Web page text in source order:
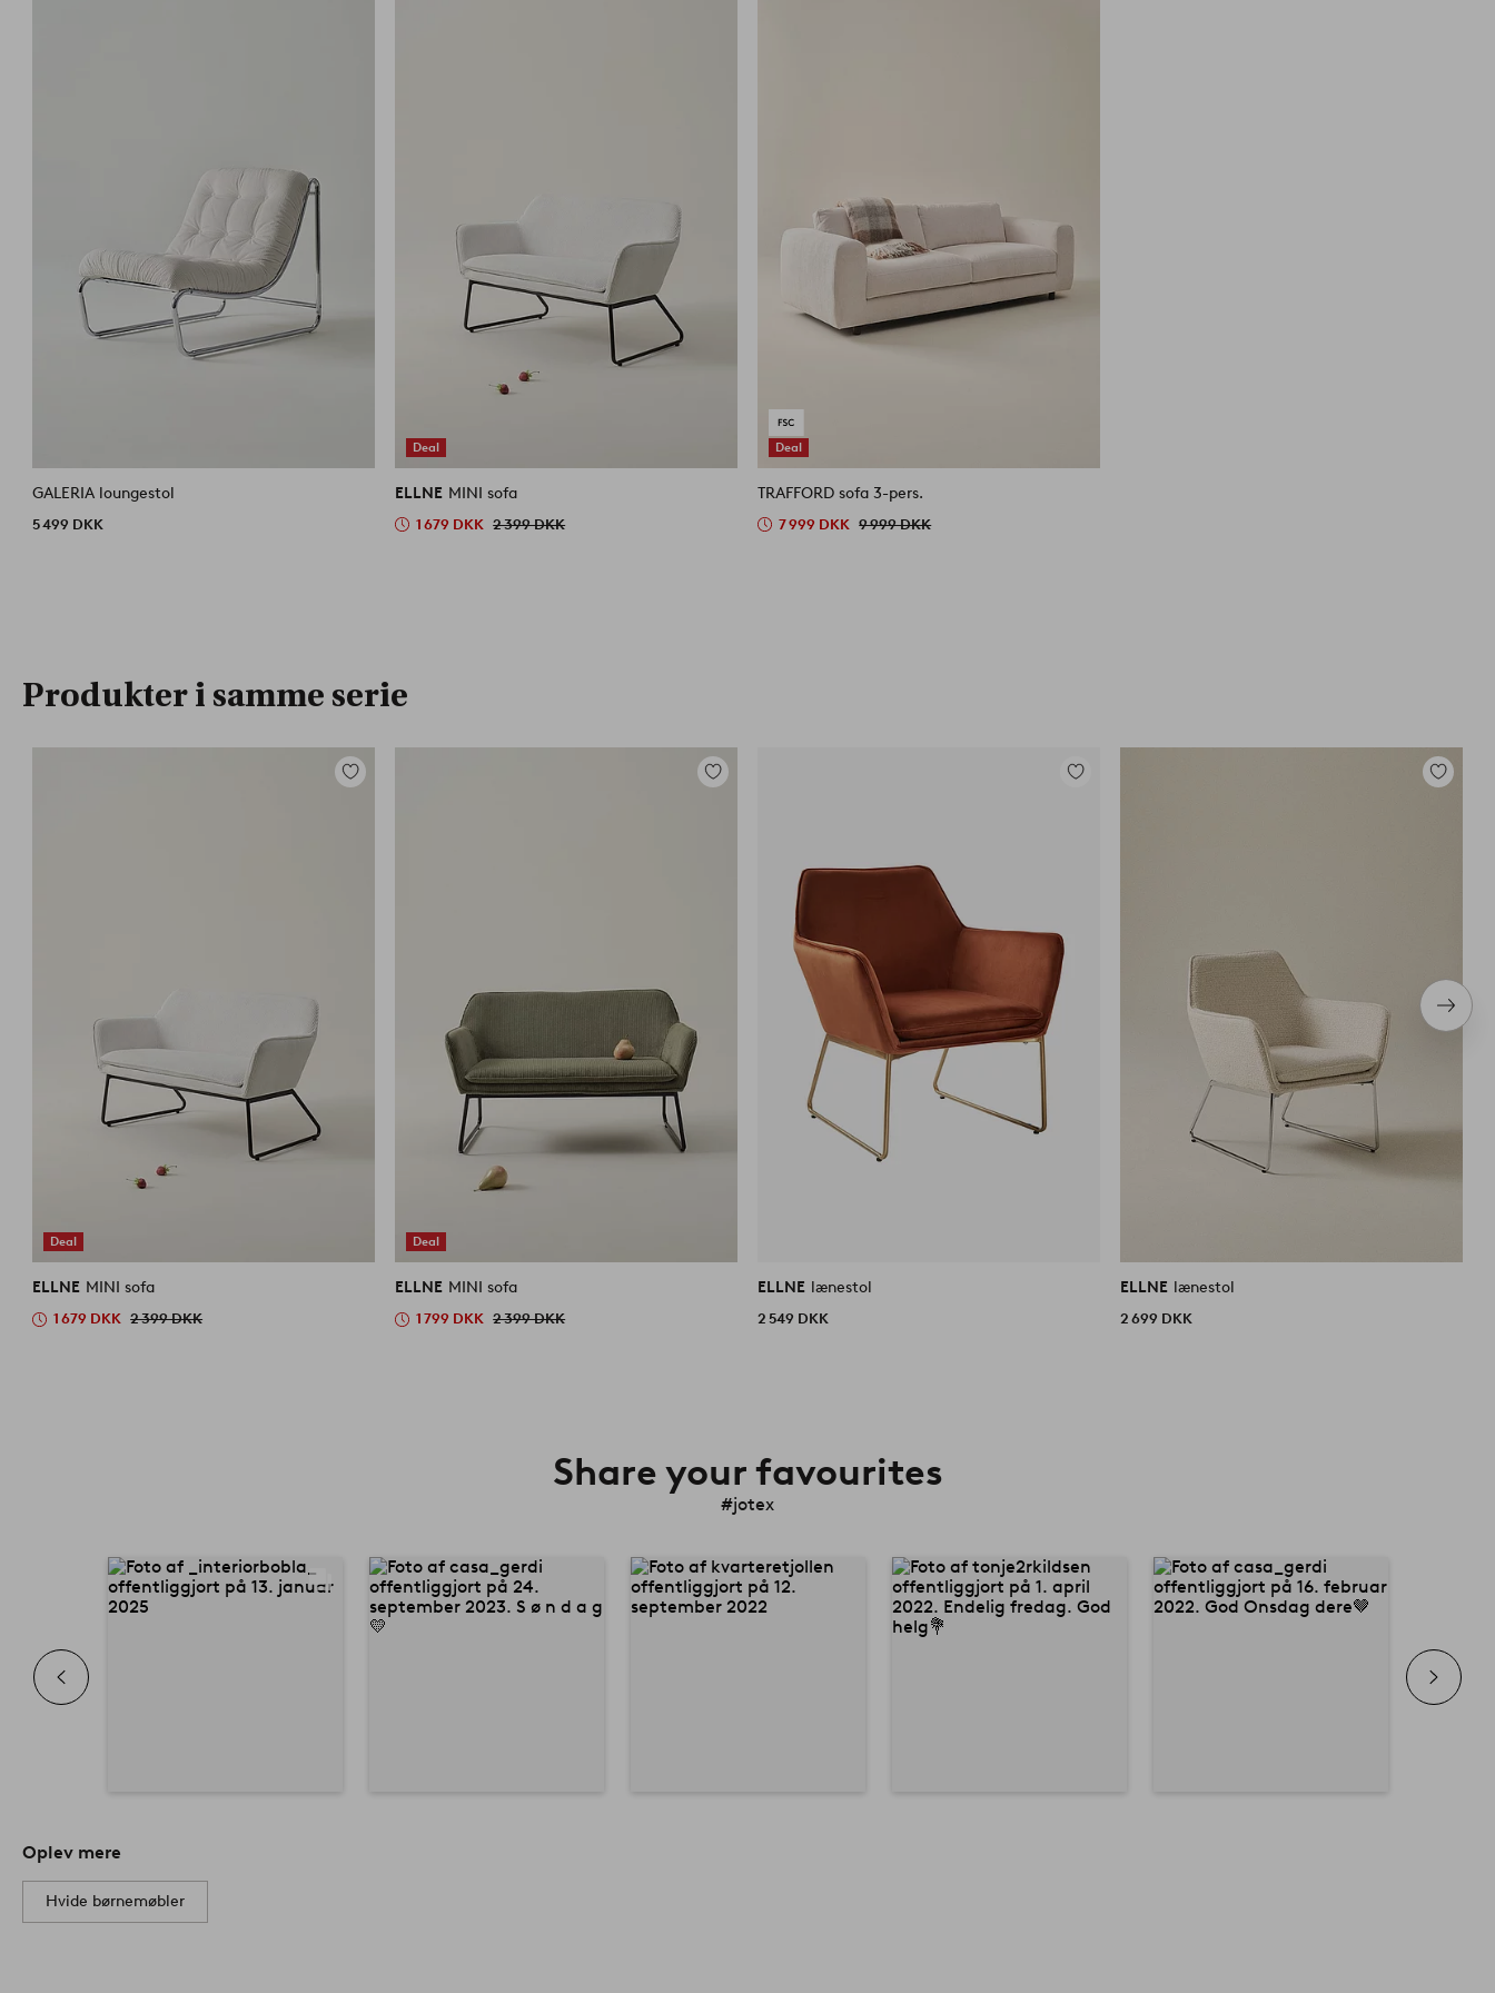
GALERIA loungestol
5 499 DKK
Deal
ELLNE MINI sofa
1 679 DKK 2 399 DKK
Deal
TRAFFORD sofa 3-pers.
7 999 DKK 9 999 DKK
Produkter i samme serie
Deal
Tilføj
ELLNE MINI sofa
1 679 DKK 2 399 DKK
Deal
Tilføj
ELLNE MINI sofa
1 799 DKK 2 399 DKK
Tilføj
ELLNE lænestol
2 549 DKK
Tilføj
ELLNE lænestol
2 699 DKK
Næste
Share your favourites
#jotex
Oplev mere
Hvide børnemøbler